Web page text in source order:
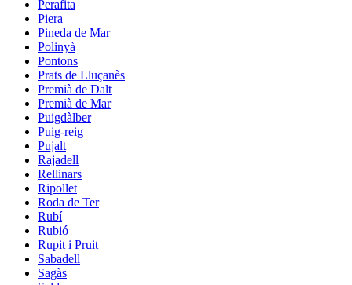
Perafita
Piera
Pineda de Mar
Polinyà
Pontons
Prats de Lluçanès
Premià de Dalt
Premià de Mar
Puigdàlber
Puig-reig
Pujalt
Rajadell
Rellinars
Ripollet
Roda de Ter
Rubí
Rubió
Rupit i Pruit
Sabadell
Sagàs